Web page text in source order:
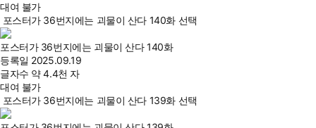
대여 불가
포스터가 36번지에는 괴물이 산다 140화 선택
포스터가 36번지에는 괴물이 산다 140화
등록일 2025.09.19
글자수 약 4.4천 자
대여 불가
포스터가 36번지에는 괴물이 산다 139화 선택